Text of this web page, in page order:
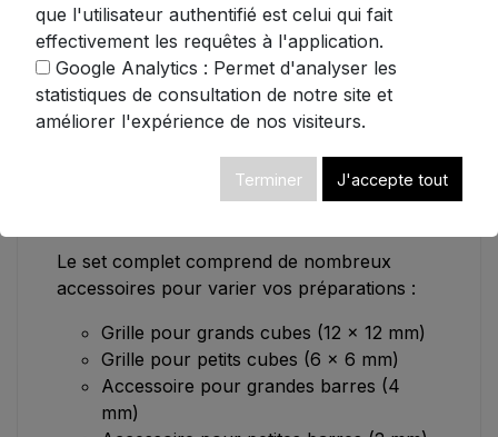
Fromages en cubes réguliers
Œufs durs en rondelles précises
Sa fabrication associe un plastique de haute
qualité et des lames en acier inoxydable,
garantissant durabilité et performance. La
sécurité n'est pas en reste avec son
couvercle de protection des lames,
Le set complet comprend de nombreux
accessoires pour varier vos préparations :
Grille pour grands cubes (12 x 12 mm)
Grille pour petits cubes (6 x 6 mm)
Accessoire pour grandes barres (4
mm)
que l'utilisateur authentifié est celui qui fait
effectivement les requêtes à l'application.
Google Analytics : Permet d'analyser les
statistiques de consultation de notre site et
améliorer l'expérience de nos visiteurs.
Terminer J'accepte tout